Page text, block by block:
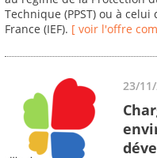
Technique (PPST) ou à
France (IEF). [ voir l'offre
23/